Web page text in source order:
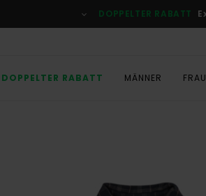
DOPPELTER RABATT
DOPPELTER RABATT MÄNNER